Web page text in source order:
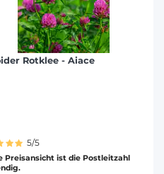
Rotklee - Aiace
5/5
Preisansicht ist die Postleitzahl